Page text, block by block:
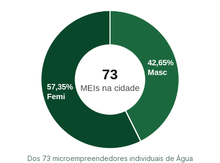
Dos 73 microempreendedores individuais de Água